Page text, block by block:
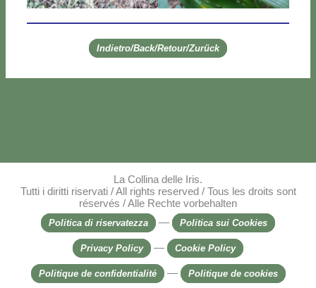
Indietro/Back/Retour/Zurück
La Collina delle Iris.
Tutti i diritti riservati / All rights reserved / Tous les droits sont
réservés / Alle Rechte vorbehalten
Politica di riservatezza — Politica sui Cookies
Privacy Policy — Cookie Policy
Politique de confidentialité — Politique de cookies